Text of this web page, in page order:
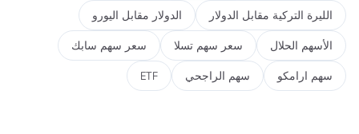
الليرة التركية مقابل الدولار الدولار مقابل اليورو
الأسهم الحلال سعر سهم تسلا سعر سهم سابك
سهم ارامكو سهم الراجحي ETF